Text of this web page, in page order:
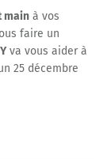
main à vos
faire un
va vous aider à
25 décembre